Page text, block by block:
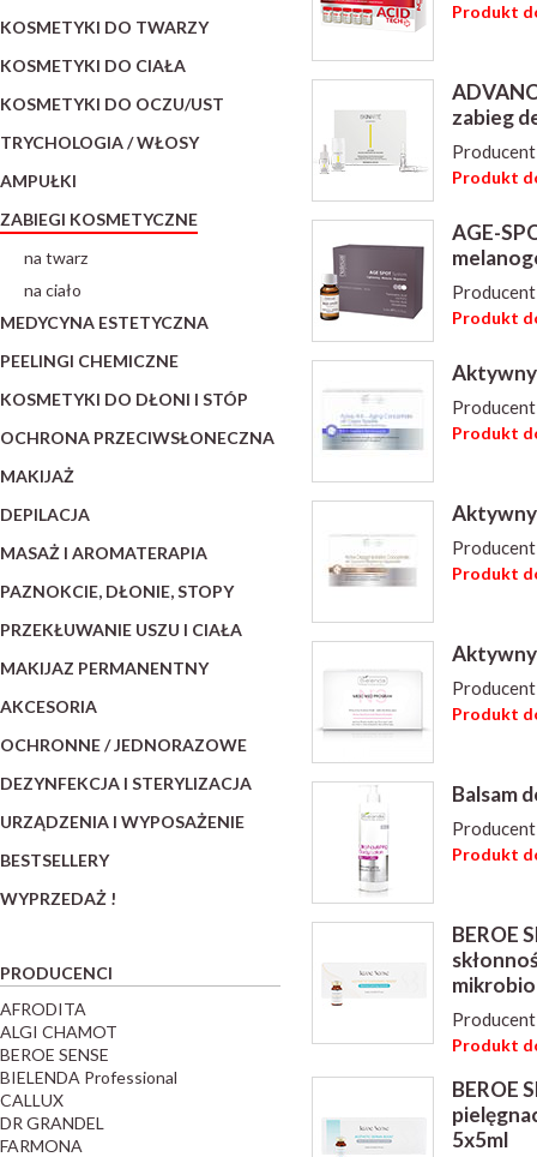
KOSMETYKI DO TWARZY
KOSMETYKI DO CIAŁA
KOSMETYKI DO OCZU/UST
TRYCHOLOGIA / WŁOSY
AMPUŁKI
ZABIEGI KOSMETYCZNE
na twarz
na ciało
MEDYCYNA ESTETYCZNA
PEELINGI CHEMICZNE
KOSMETYKI DO DŁONI I STÓP
OCHRONA PRZECIWSŁONECZNA
MAKIJAŻ
DEPILACJA
MASAŻ I AROMATERAPIA
PAZNOKCIE, DŁONIE, STOPY
PRZEKŁUWANIE USZU I CIAŁA
MAKIJAZ PERMANENTNY
AKCESORIA
OCHRONNE / JEDNORAZOWE
DEZYNFEKCJA I STERYLIZACJA
URZĄDZENIA I WYPOSAŻENIE
BESTSELLERY
WYPRZEDAŻ !
PRODUCENCI
AFRODITA
ALGI CHAMOT
BEROE SENSE
BIELENDA Professional
CALLUX
DR GRANDEL
FARMONA
Produkt
zabieg
Produkt
AGE-
Produkt
Produkt
Produkt
Produkt
Balsam
Produkt
BEROE
Produkt
BEROE
5x5ml